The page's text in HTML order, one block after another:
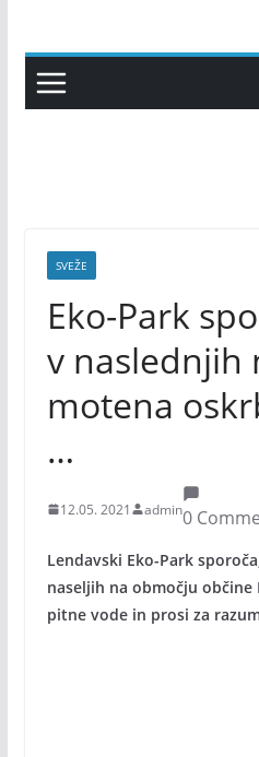
content
SVEŽE
Eko-Park
v naslednjih
motena
…
12.05. 2021 admin0
Lendavski Eko-Park
naseljih na območju
pitne vode in prosi za